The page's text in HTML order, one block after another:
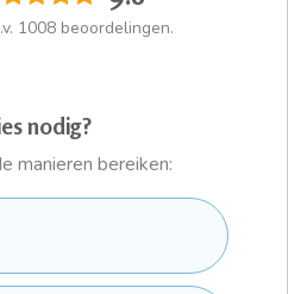
1008 beoordelingen.
nodig?
manieren bereiken: